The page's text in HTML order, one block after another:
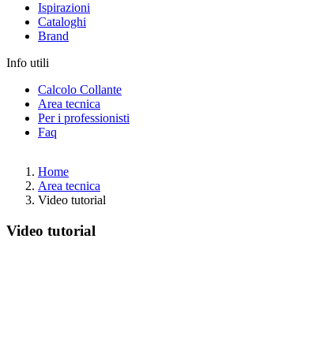
Ispirazioni
Cataloghi
Brand
Info utili
Calcolo Collante
Area tecnica
Per i professionisti
Faq
Home
Area tecnica
Video tutorial
Video tutorial